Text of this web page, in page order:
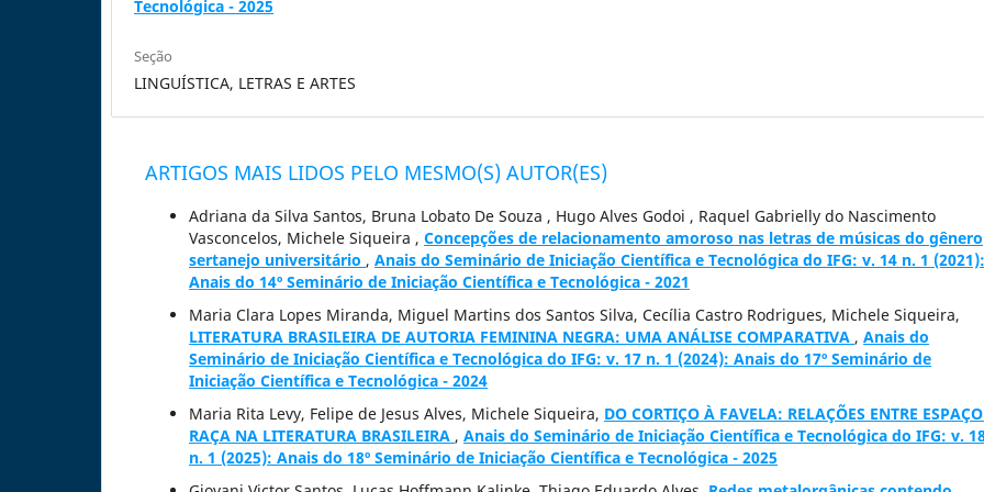
Tecnológica - 2025
Seção
LINGUÍSTICA, LETRAS E ARTES
ARTIGOS MAIS LIDOS PELO MESMO(S) AUTOR(ES)
Adriana da Silva Santos, Bruna Lobato De Souza , Hugo Alves Godoi , Raquel Gabrielly do Nascimento
Vasconcelos, Michele Siqueira , Concepções de relacionamento amoroso nas letras de músicas do gênero
sertanejo universitário , Anais do Seminário de Iniciação Científica e Tecnológica do IFG: v. 14 n. 1 (2021):
Anais do 14º Seminário de Iniciação Científica e Tecnológica - 2021
Maria Clara Lopes Miranda, Miguel Martins dos Santos Silva, Cecília Castro Rodrigues, Michele Siqueira,
LITERATURA BRASILEIRA DE AUTORIA FEMININA NEGRA: UMA ANÁLISE COMPARATIVA , Anais do
Seminário de Iniciação Científica e Tecnológica do IFG: v. 17 n. 1 (2024): Anais do 17º Seminário de
Iniciação Científica e Tecnológica - 2024
Maria Rita Levy, Felipe de Jesus Alves, Michele Siqueira, DO CORTIÇO À FAVELA: RELAÇÕES ENTRE
RAÇA NA LITERATURA BRASILEIRA , Anais do Seminário de Iniciação Científica e Tecnológica do IFG: v.
n. 1 (2025): Anais do 18º Seminário de Iniciação Científica e Tecnológica - 2025